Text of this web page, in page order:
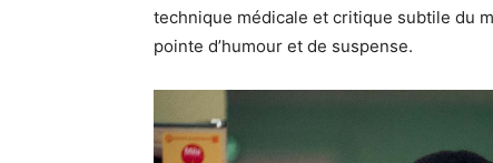
technique médicale et critique subtile du
pointe d’humour et de suspense.